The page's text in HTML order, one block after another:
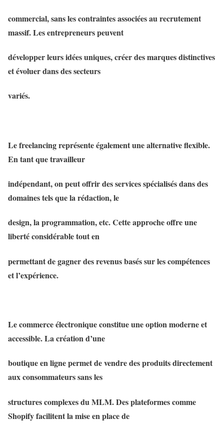
commercial, sans les contraintes associées au recrutement
massif. Les entrepreneurs peuvent
développer leurs idées uniques, créer des marques distinctives
et évoluer dans des secteurs
variés.
Le freelancing représente également une alternative flexible.
En tant que travailleur
indépendant, on peut offrir des services spécialisés dans des
domaines tels que la rédaction, le
design, la programmation, etc. Cette approche offre une
liberté considérable tout en
permettant de gagner des revenus basés sur les compétences
et l’expérience.
Le commerce électronique constitue une option moderne et
accessible. La création d’une
boutique en ligne permet de vendre des produits directement
aux consommateurs sans les
structures complexes du MLM. Des plateformes comme
Shopify facilitent la mise en place de